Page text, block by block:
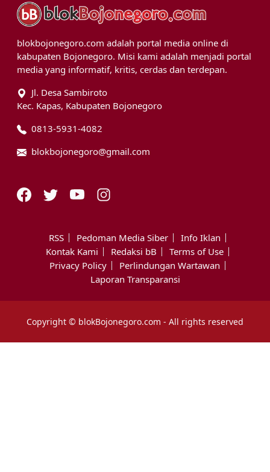
blokbojonegoro.com adalah portal media online di
kabupaten Bojonegoro. Misi kami adalah menjadi portal
media yang informatif, kritis, cerdas dan terdepan.
Jl. Desa Sambiroto
Kec. Kapas, Kabupaten Bojonegoro
0813-5931-4082
blokbojonegoro@gmail.com
RSS Pedoman Media Siber
Info Iklan
Kontak Kami
Redaksi bB
Terms of Use
Privacy Policy
Perlindungan Wartawan
Laporan Transparansi
Copyright © blokBojonegoro.com - All rights reserved